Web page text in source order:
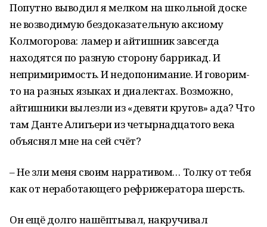
Попутно выводил я мелком на школьной доске
не возводимую бездоказательную аксиому
Колмогорова: ламер и айтишник завсегда
находятся по разную сторону баррикад. И
непримиримость. И недопонимание. И говорим-
то на разных языках и диалектах. Возможно,
айтишники вылезли из «девяти кругов» ада? Что
там Данте Алигьери из четырнадцатого века
объяснял мне на сей счёт?
– Не зли меня своим нарративом… Толку от тебя
как от неработающего рефрижератора шерсть.
Он ещё долго нашёптывал, накручивал